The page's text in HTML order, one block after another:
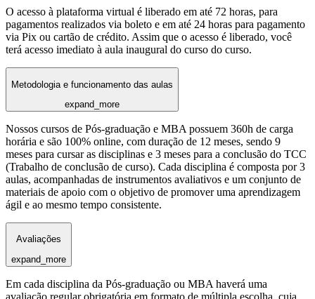
O acesso à plataforma virtual é liberado em até 72 horas, para
pagamentos realizados via boleto e em até 24 horas para pagamento
via Pix ou cartão de crédito. Assim que o acesso é liberado, você
terá acesso imediato à aula inaugural do curso do curso.
Metodologia e funcionamento das aulas
expand_more
Nossos cursos de Pós-graduação e MBA possuem 360h de carga
horária e são 100% online, com duração de 12 meses, sendo 9
meses para cursar as disciplinas e 3 meses para a conclusão do TCC
(Trabalho de conclusão de curso). Cada disciplina é composta por 3
aulas, acompanhadas de instrumentos avaliativos e um conjunto de
materiais de apoio com o objetivo de promover uma aprendizagem
ágil e ao mesmo tempo consistente.
Avaliações
expand_more
Em cada disciplina da Pós-graduação ou MBA haverá uma
avaliação regular obrigatória em formato de múltipla escolha, cuja